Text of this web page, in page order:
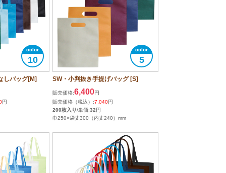
10
しバッグ[M]
円
5
SW・小判抜き手提げバッグ [S]
販売価格:6,400円
販売価格（税込）:7,040円
200枚入り/単価:32円
巾250×袋丈300（内丈240）mm